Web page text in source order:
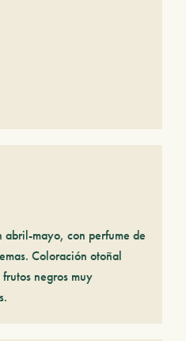
abril-mayo, con perfume de
Coloración otoñal
negros muy